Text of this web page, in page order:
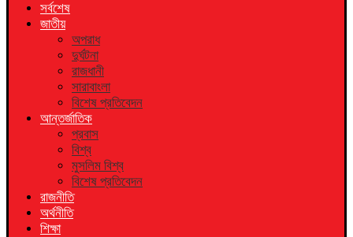
সর্বশেষ
জাতীয়
অপরাধ
দুর্ঘটনা
রাজধানী
সারাবাংলা
বিশেষ প্রতিবেদন
আন্তর্জাতিক
প্রবাস
বিশ্ব
মুসলিম বিশ্ব
বিশেষ প্রতিবেদন
রাজনীতি
অর্থনীতি
শিক্ষা